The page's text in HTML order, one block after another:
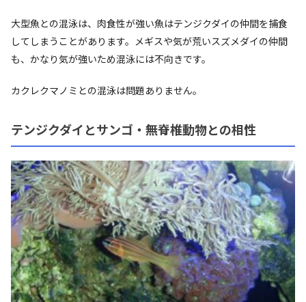
大型魚との混泳は、肉食性が強い魚はテンジクダイの仲間を捕食
してしまうことがあります。メギスや気が荒いスズメダイの仲間
も、かなり気が強いため混泳には不向きです。
カクレクマノミとの混泳は問題ありません。
テンジクダイとサンゴ・無脊椎動物との相性